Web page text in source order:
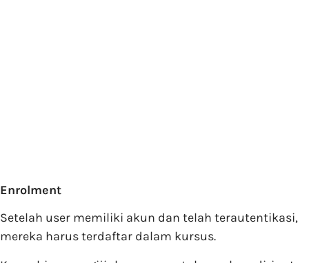
Enrolment
Setelah user memiliki akun dan telah terautentikasi,
mereka harus terdaftar dalam kursus.